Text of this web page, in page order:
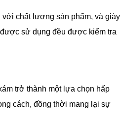
chất lượng sản phẩm, và giày
sử dụng đều được kiểm tra
trở thành một lựa chọn hấp
cách, đồng thời mang lại sự